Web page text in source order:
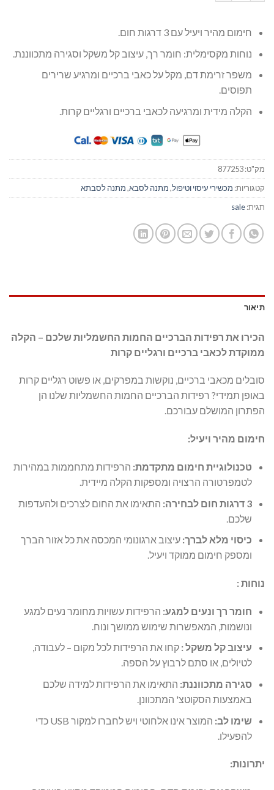
חימום מהיר ויעיל עם 3 דרגות חום.
נוחות מקסימלית: חומר רך, עיצוב קל משקל וסגירה מתכווננת.
משפר זרימת דם, מקל על כאבי ברכיים ומרגיע שרירים
תפוסים.
הקלה מידית ומרגיעה לכאבי ברכיים ורגליים קרות.
מק"ט:877253
קטגוריות: מכשירי עיסוי וטיפול,מתנה לסבא,מתנה לסבתא
תגית:sale
תיאור
הכירו את רפידות הברכיים החמות החשמליות שלכם – הקלה
ממוקדת לכאבי ברכיים ורגליים קרות
סובלים מכאבי ברכיים, נוקשות במפרקים, או פשוט רגליים קרות
באופן תמידי? רפידות הברכיים החמות החשמליות שלנו הן
הפתרון המושלם עבורכם.
חימום מהיר ויעיל:
טכנולוגיית חימום מתקדמת: הרפידות מתחממות במהירות
לטמפרטורה הרצויה ומספקות הקלה מיידית.
3 דרגות חום לבחירה:
התאימו את החום לצרכים ולהעדפות
שלכם.
כיסוי מלא לברך: עיצוב ארגונומי המכסה את כל אזור הברך
ומספק חימום ממוקד ויעיל.
נוחות :
חומר רך ונעים למגע: הרפידות עשויות מחומר נעים למגע
ונושמות, המאפשרות שימוש ממושך ונוח.
עיצוב קל משקל : קחו את הרפידות לכל מקום – לעבודה,
לטיולים, או סתם לרבוץ על הספה.
סגירה מתכווננת: התאימו את הרפידות למידה שלכם
באמצעות הסקוטצ' המתכוונן.
שימו לב:
המוצר אינו אלחוטי ויש לחברו למקור USB כדי
להפעילו.
יתרונות: